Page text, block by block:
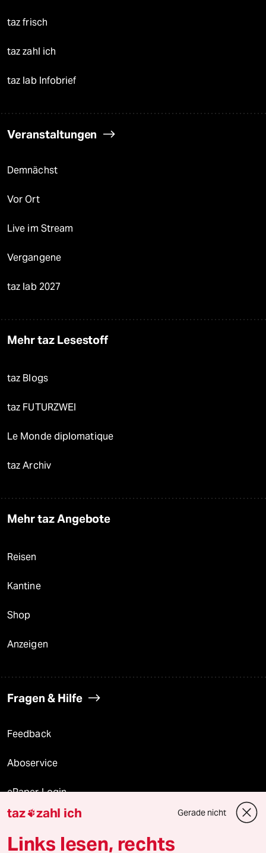
taz frisch
taz zahl ich
taz lab Infobrief
Veranstaltungen
Demnächst
Vor Ort
Live im Stream
Vergangene
taz lab 2027
Mehr taz Lesestoff
taz Blogs
taz FUTURZWEI
Le Monde diplomatique
taz Archiv
Mehr taz Angebote
Reisen
Kantine
Shop
Anzeigen
Fragen & Hilfe
Feedback
Aboservice
ePaper Login
Downloads für Abonnierende
taz zahl ich Gerade nicht
Links lesen, rechts